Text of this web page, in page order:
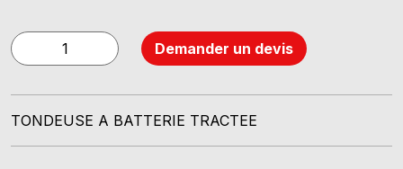
quantité
de
46
TLI
Demander un devis
TONDEUSE A BATTERIE TRACTEE